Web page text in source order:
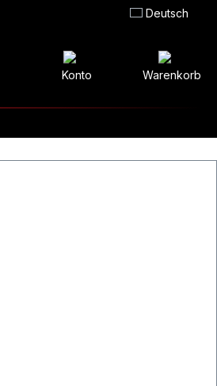
Deutsch
Konto Warenkorb